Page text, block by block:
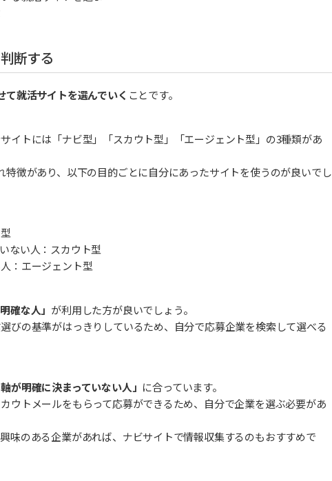
断する
て就活サイトを選んでいく ことです。
イトには「ナビ型」「スカウト型」「エージェント型」の3種類があ
特徴があり、以下の目的ごとに自分にあったサイトを使うのが良いでし
ない人：スカウト型
：エージェント型
確な人」 が利用した方が良いでしょう。
びの基準がはっきりしているため、自分で応募企業を検索して選べる
軸が明確に決まっていない人」 に合っています。
ウトメールをもらって応募ができるため、自分で企業を選ぶ必要があ
味のある企業があれば、ナビサイトで情報収集するのもおすすめで